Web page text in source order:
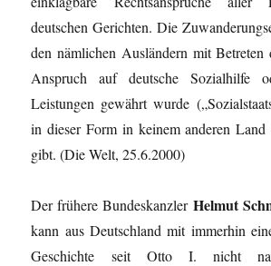
deutschen Gerichten. Die
den nämlichen Ausländern mit Betreten
Anspruch auf deutsche Sozialhilfe
Leistungen gewährt wurde
in dieser Form in keinem anderen
gibt. (Die Welt, 25.6.2000)
Der frühere Bundeskanzler Helmut
kann aus Deutschland mit immerhin
Geschichte seit Otto I. nicht